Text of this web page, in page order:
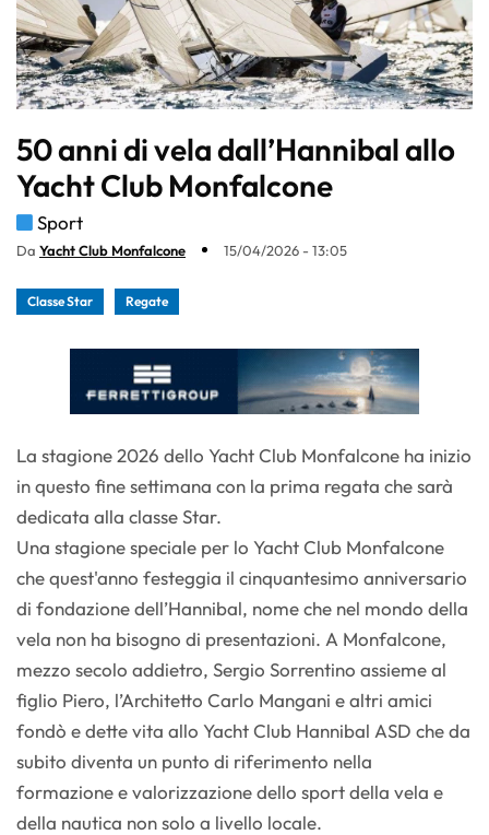
50 anni di vela dall’Hannibal allo
Yacht Club Monfalcone
Sport
Da Yacht Club Monfalcone 15/04/2026 - 13:05
Classe Star Regate
La stagione 2026 dello Yacht Club Monfalcone ha inizio
in questo fine settimana con la prima regata che sarà
dedicata alla classe Star.
Una stagione speciale per lo Yacht Club Monfalcone
che quest'anno festeggia il cinquantesimo anniversario
di fondazione dell’Hannibal, nome che nel mondo della
vela non ha bisogno di presentazioni. A Monfalcone,
mezzo secolo addietro, Sergio Sorrentino assieme al
figlio Piero, l’Architetto Carlo Mangani e altri amici
fondò e dette vita allo Yacht Club Hannibal ASD che da
subito diventa un punto di riferimento nella
formazione e valorizzazione dello sport della vela e
della nautica non solo a livello locale.